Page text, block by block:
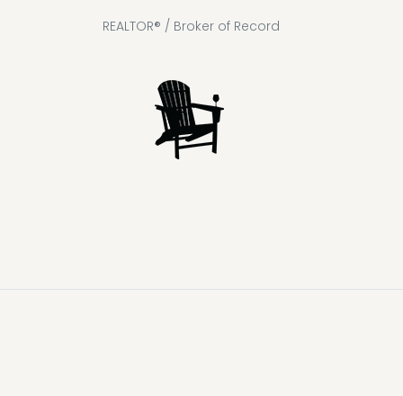
REALTOR® / Broker of Record